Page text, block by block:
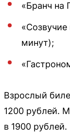
«Бранч на
«Созвучие
минут);
Взрослый
1200 рублей.
в 1900 рублей.